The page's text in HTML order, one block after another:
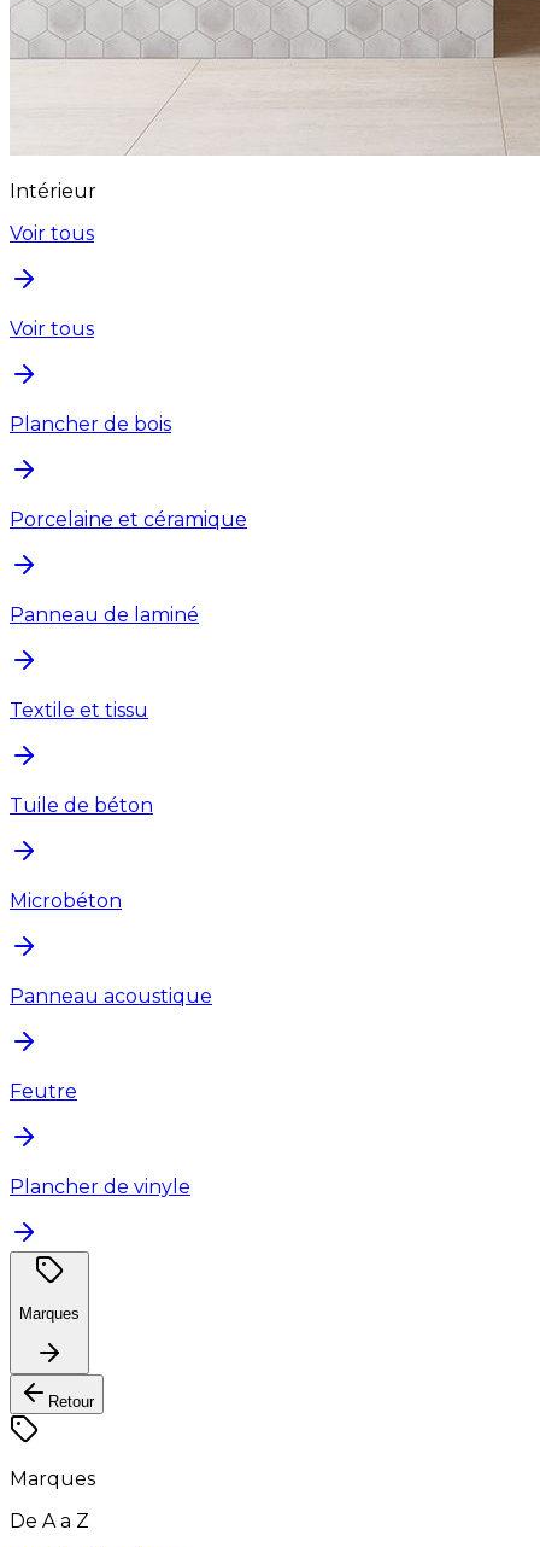
Intérieur
Voir tous
Voir tous
Plancher de bois
Porcelaine et céramique
Panneau de laminé
Textile et tissu
Tuile de béton
Microbéton
Panneau acoustique
Feutre
Plancher de vinyle
Marques
Retour
Marques
De A a Z